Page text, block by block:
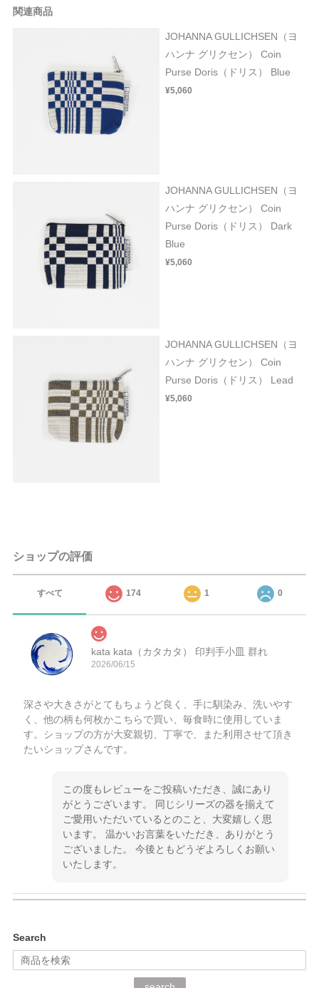
関連商品
JOHANNA GULLICHSEN（ヨ
ハンナ グリクセン） Coin
Purse Doris（ドリス） Blue
¥5,060
JOHANNA GULLICHSEN（ヨ
ハンナ グリクセン） Coin
Purse Doris（ドリス） Dark
Blue
¥5,060
JOHANNA GULLICHSEN（ヨ
ハンナ グリクセン） Coin
Purse Doris（ドリス） Lead
¥5,060
ショップの評価
すべて 174 1 0
kata kata（カタカタ） 印判手小皿 群れ
2026/06/15
深さや大きさがとてもちょうど良く、手に馴染み、洗いやす
く、他の柄も何枚かこちらで買い、毎食時に使用していま
す。ショップの方が大変親切、丁寧で、また利用させて頂き
たいショップさんです。
この度もレビューをご投稿いただき、誠にあり
がとうございます。 同じシリーズの器を揃えて
ご愛用いただいているとのこと、大変嬉しく思
います。 温かいお言葉をいただき、ありがとう
ございました。 今後ともどうぞよろしくお願い
いたします。
深さや大きさがとてもちょうど良く、手に馴染み、洗いやす
Search